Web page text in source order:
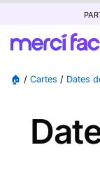
🏠 / Cartes / Dates